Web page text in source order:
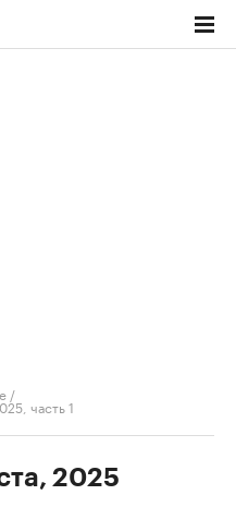
/
часть 1
2025